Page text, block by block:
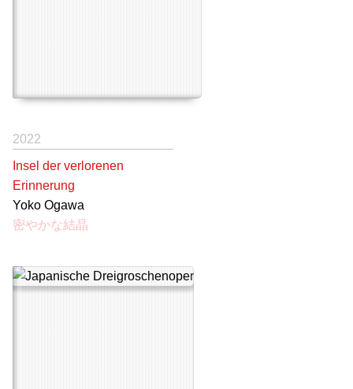
2022
Insel der verlorenen
Erinnerung
Yoko Ogawa
密やかな結晶